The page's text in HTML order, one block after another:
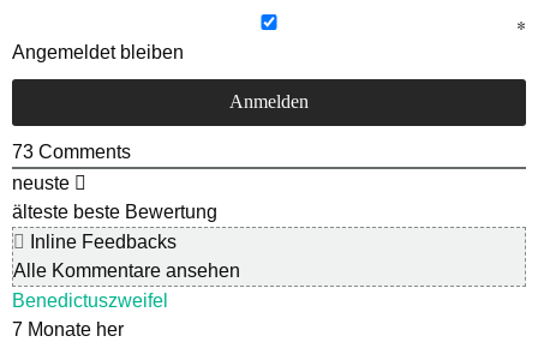
Angemeldet bleiben
73 Comments
neuste
älteste beste Bewertung
Inline Feedbacks
Alle Kommentare ansehen
Benedictuszweifel
7 Monate her